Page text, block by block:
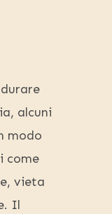
alcuni
modo
come
vieta
Il